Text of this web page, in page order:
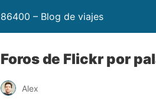
86400 – Blog de viajes
Foros de Flickr por
Alex